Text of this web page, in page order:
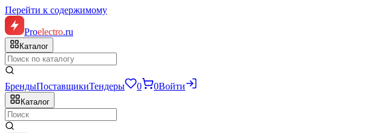
Перейти к содержимому
Proelectro.ru
Каталог
БрендыПоставщикиТендеры 0 0Войти
Каталог